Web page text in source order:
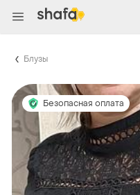
Блузы
Безопасная оплата